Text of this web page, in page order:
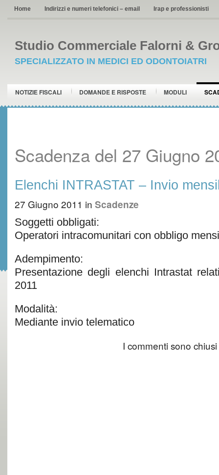
Home Indirizzi e numeri telefonici – email Irap e professionisti
Studio Commerciale Falorni &
SPECIALIZZATO IN MEDICI ED ODONTOIATRI
NOTIZIE FISCALI DOMANDE E RISPOSTE MODULI
Scadenza del 27 Giugno
Elenchi INTRASTAT – Invio
27 Giugno 2011 in Scadenze
Soggetti obbligati:
Operatori intracomunitari con obbligo
Adempimento:
Presentazione degli elenchi Intrastat
2011
Modalità:
Mediante invio telematico
I commenti sono chiusi